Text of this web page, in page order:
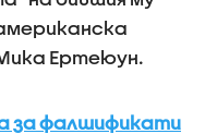
Ертеюун.
за фалшификати